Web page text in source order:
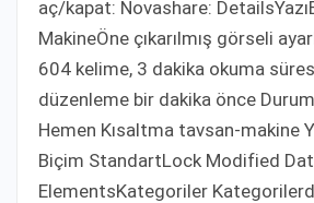
aç/kapat: Novashare:
MakineÖne çıkarılmış görseli
604 kelime, 3 dakika okuma
düzenleme bir dakika önce Durum
Hemen Kısaltma tavsan-makine
Biçim StandartLock Modified
ElementsKategoriler